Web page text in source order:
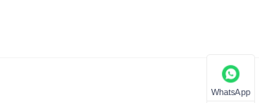
WhatsApp